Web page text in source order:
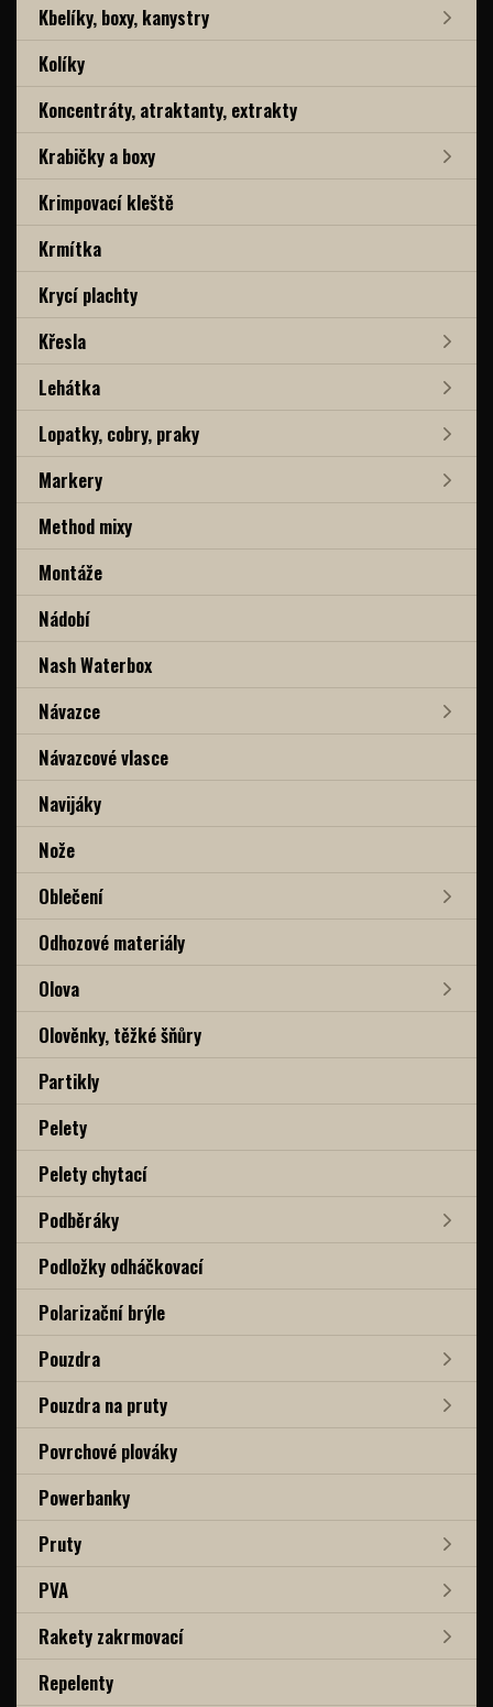
Kbelíky, boxy, kanystry
Kolíky
Koncentráty, atraktanty, extrakty
Krabičky a boxy
Krimpovací kleště
Krmítka
Krycí plachty
Křesla
Lehátka
Lopatky, cobry, praky
Markery
Method mixy
Montáže
Nádobí
Nash Waterbox
Návazce
Návazcové vlasce
Navijáky
Nože
Oblečení
Odhozové materiály
Olova
Olověnky, těžké šňůry
Partikly
Pelety
Pelety chytací
Podběráky
Podložky odháčkovací
Polarizační brýle
Pouzdra
Pouzdra na pruty
Povrchové plováky
Powerbanky
Pruty
PVA
Rakety zakrmovací
Repelenty